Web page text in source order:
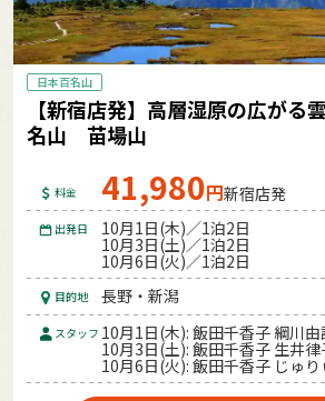
日本百名山
【新宿店発】高層湿原の広がる
名山 苗場山
料金 41,980円新宿店発
出発日 10月1日(木)／1泊2日
10月3日(土)／1泊2日
10月6日(火)／1泊2日
目的地 長野・新潟
スタッフ 10月1日(木): 飯田千香子 綱川由
10月3日(土): 飯田千香子 生井律
10月6日(火): 飯田千香子 じゅり